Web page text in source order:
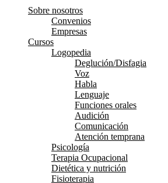
Sobre nosotros
Convenios
Empresas
Cursos
Logopedia
Deglución/Disfagia
Voz
Habla
Lenguaje
Funciones orales
Audición
Comunicación
Atención temprana
Psicología
Terapia Ocupacional
Dietética y nutrición
Fisioterapia